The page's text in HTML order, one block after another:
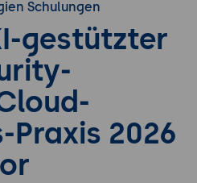
Schulungen
gestützter
Praxis 2026